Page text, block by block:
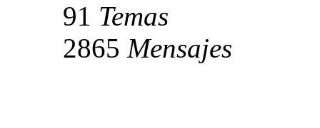
91 Temas
2865 Mensajes